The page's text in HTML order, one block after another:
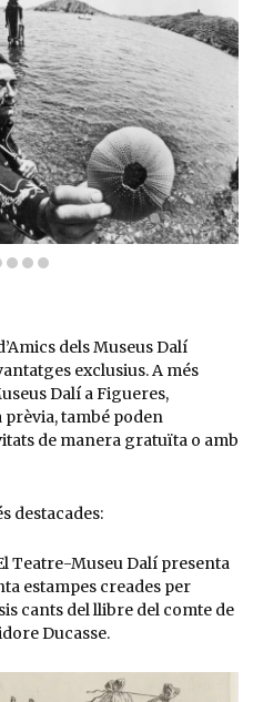
dels Museus Dalí
exclusius. A més
Dalí a Figueres,
prèvia, també poden
de manera gratuïta o amb
destacades:
Teatre-Museu Dalí presenta
estampes creades per
cants del llibre del comte de
Ducasse.